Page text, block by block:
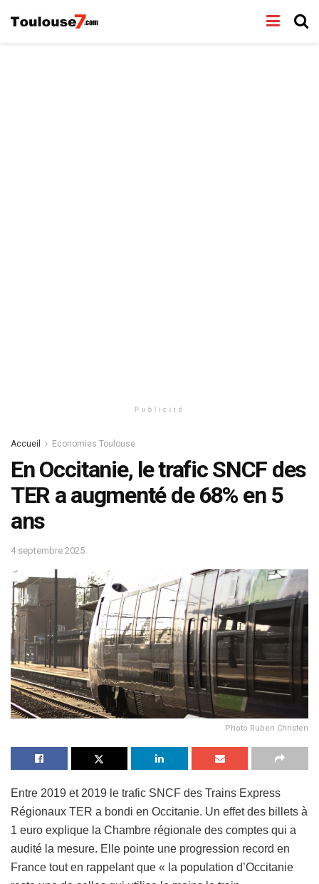
Publicité
Accueil Economies Toulouse
En Occitanie, le trafic SNCF des
TER a augmenté de 68% en 5
ans
4 septembre 2025
Photo Ruben Christen
Entre 2019 et 2019 le trafic SNCF des Trains Express
Régionaux TER a bondi en Occitanie. Un effet des billets à
1 euro explique la Chambre régionale des comptes qui a
audité la mesure. Elle pointe une progression record en
France tout en rappelant que « la population d’Occitanie